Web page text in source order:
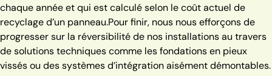
chaque année et qui est calculé selon le coût actuel de
recyclage d’un panneau.Pour finir, nous nous efforçons de
progresser sur la réversibilité de nos installations au travers
de solutions techniques comme les fondations en pieux
vissés ou des systèmes d’intégration aisément démontables.